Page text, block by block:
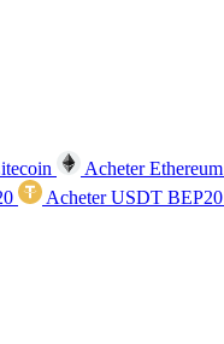
Acheter Ethereum
Acheter USDT BEP20